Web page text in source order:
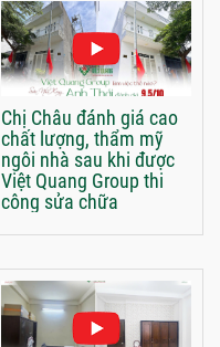
Chị Châu đánh giá cao
chất lượng, thẩm mỹ
ngôi nhà sau khi được
Việt Quang Group thi
công sửa chữa